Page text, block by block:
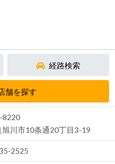
経路検索
舗を探す
8220
旭川市10条通20丁目3-19
2525